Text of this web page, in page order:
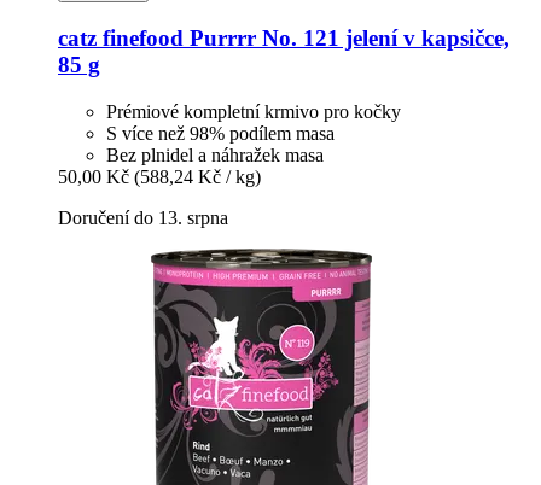
catz finefood Purrrr No. 121 jelení v kapsičce,
85 g
Prémiové kompletní krmivo pro kočky
S více než 98% podílem masa
Bez plnidel a náhražek masa
50,00 Kč (588,24 Kč / kg)
Doručení do 13. srpna